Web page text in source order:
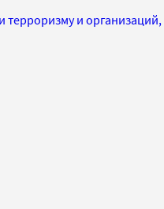
терроризму и